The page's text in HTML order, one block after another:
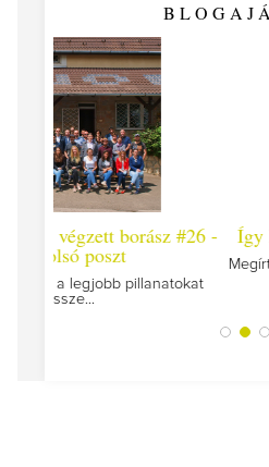
Így lesz valaki egy év
Megírtuk a modulzáró